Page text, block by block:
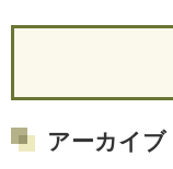
アーカイブ